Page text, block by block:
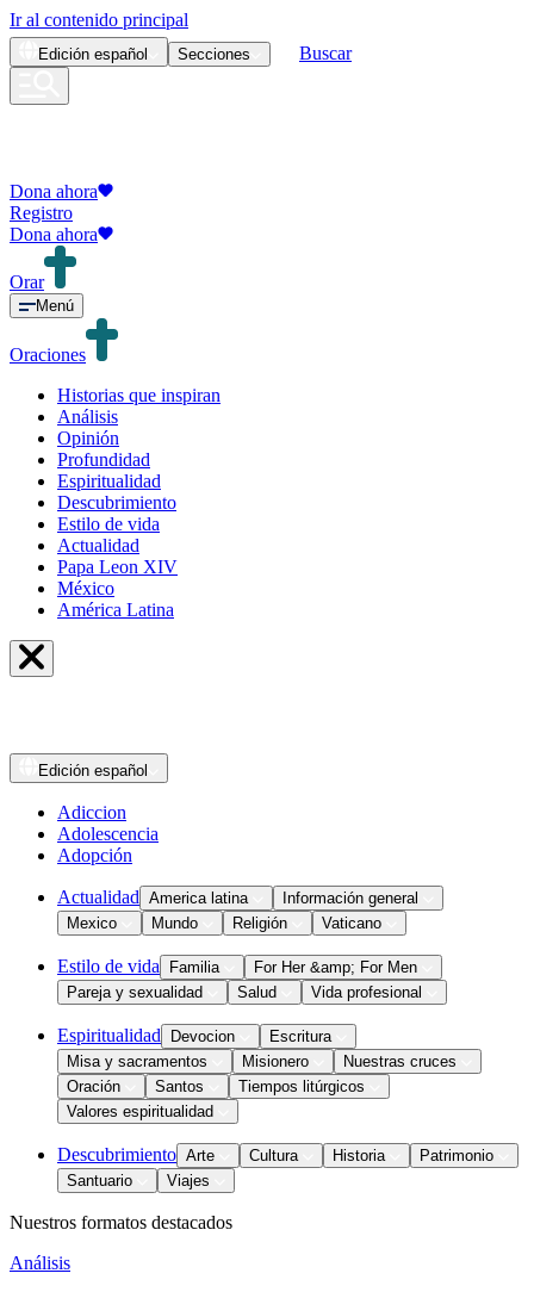
Ir al contenido principal
Edición español Secciones Buscar
Dona ahora
Registro
Dona ahora
Orar
Menú
Oraciones
Historias que inspiran
Análisis
Opinión
Profundidad
Espiritualidad
Descubrimiento
Estilo de vida
Actualidad
Papa Leon XIV
México
América Latina
Edición español
Adiccion
Adolescencia
Adopción
Actualidad America latina
Información general
Mexico
Mundo Religión Vaticano
Estilo de vida Familia
For Her &amp; For Men
Pareja y sexualidad
Salud Vida profesional
Espiritualidad Devocion
Escritura
Misa y sacramentos
Misionero
Nuestras cruces
Oración
Santos
Tiempos litúrgicos
Valores espiritualidad
Descubrimiento Arte Cultura Historia
Patrimonio
Santuario
Viajes
Nuestros formatos destacados
Análisis